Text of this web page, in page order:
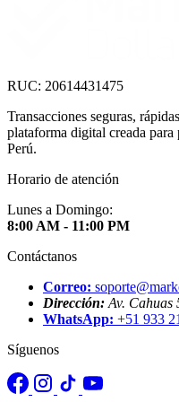
RUC: 20614431475
Transacciones seguras,
plataforma digital creada
Perú.
Horario de atención
Lunes a Domingo:
8:00 AM - 11:00 PM
Contáctanos
Correo:
Dirección: Av.
WhatsApp: +51 933
Síguenos